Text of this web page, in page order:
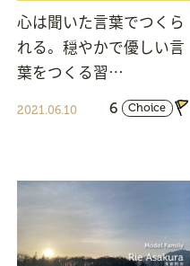
心は聞いた言葉でつくら
れる。穏やかで優しい言
葉をつくる習…
2021.06.10 6 Choice